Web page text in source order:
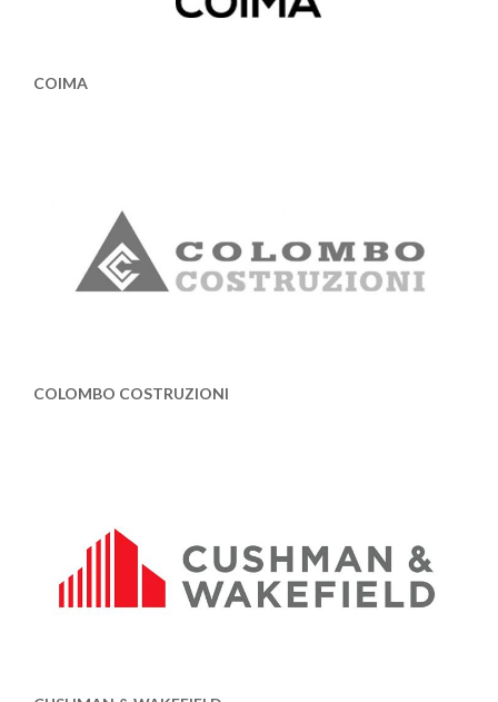
COIMA
COLOMBO COSTRUZIONI